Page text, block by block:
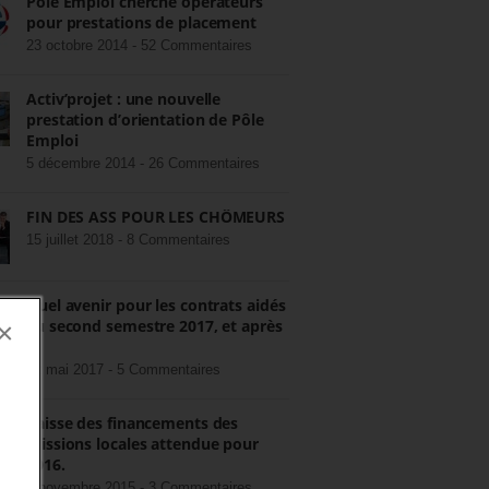
pour prestations de placement
23 octobre 2014 - 52 Commentaires
Activ’projet : une nouvelle
prestation d’orientation de Pôle
Emploi
5 décembre 2014 - 26 Commentaires
FIN DES ASS POUR LES CHÔMEURS
15 juillet 2018 - 8 Commentaires
Quel avenir pour les contrats aidés
au second semestre 2017, et après
22 mai 2017 - 5 Commentaires
Baisse des financements des
missions locales attendue pour
2016.